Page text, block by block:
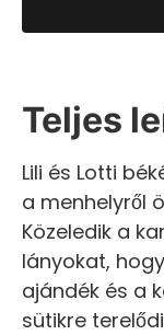
Teljes
Lili és Lotti
a menhelyről
Közeledik a
lányokat,
ajándék és a
sütikre